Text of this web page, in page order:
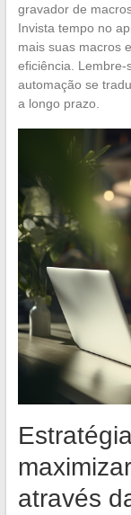
gravador de
Invista tempo no
mais suas macros
eficiência. Lembre-
automação se
a longo prazo.
através